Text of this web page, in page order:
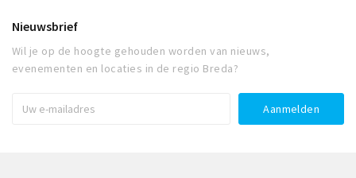
Nieuwsbrief
Wil je op de hoogte gehouden worden van nieuws,
evenementen en locaties in de regio Breda?